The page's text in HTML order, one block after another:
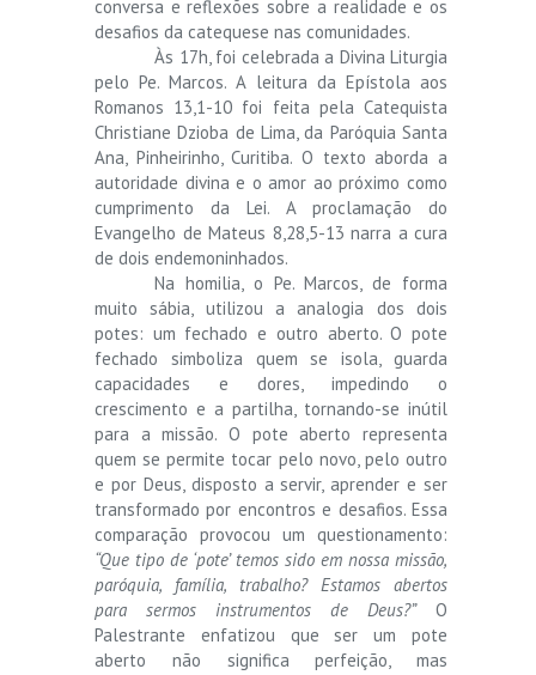
conversa e reflexões sobre a realidade e os
desafios da catequese nas comunidades.
Às 17h, foi celebrada a Divina Liturgia
pelo Pe. Marcos. A leitura da Epístola aos
Romanos 13,1-10 foi feita pela Catequista
Christiane Dzioba de Lima, da Paróquia Santa
Ana, Pinheirinho, Curitiba. O texto aborda a
autoridade divina e o amor ao próximo como
cumprimento da Lei. A proclamação do
Evangelho de Mateus 8,28,5-13 narra a cura
de dois endemoninhados.
Na homilia, o Pe. Marcos, de forma
muito sábia, utilizou a analogia dos dois
potes: um fechado e outro aberto. O pote
fechado simboliza quem se isola, guarda
capacidades e dores, impedindo o
crescimento e a partilha, tornando-se inútil
para a missão. O pote aberto representa
quem se permite tocar pelo novo, pelo outro
e por Deus, disposto a servir, aprender e ser
transformado por encontros e desafios. Essa
comparação provocou um questionamento:
“Que tipo de ‘pote’ temos sido em nossa missão,
paróquia, família, trabalho? Estamos abertos
para sermos instrumentos de Deus?”O
Palestrante enfatizou que ser um pote
aberto não significa perfeição, mas